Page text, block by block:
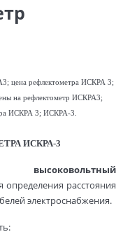
цена рефлектометра ИСКРА 3;
на рефлектометр ИСКРА3;
ИСКРА 3; ИСКРА-3.
ИСКРА-3
определения расстояния
электроснабжения.